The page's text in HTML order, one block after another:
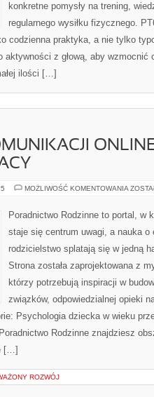
konkretne pomysły na trening,
regularnego wysiłku fizycznego.
codzienna praktyka, a nie tylko
z głową, aby wzmocnić
ilości […]
ONLINE
MOŻLIWOŚĆ KOMENTOWANIA
Poradnictwo Rodzinne to portal, w
staje się centrum uwagi, a nauka o
rodzicielstwo splatają się w jedną
Strona została zaprojektowana z
którzy potrzebują inspiracji w
związków, odpowiedzialnej opieki
Psychologia dziecka w wieku
Rodzinne znajdziesz
[…]
ROZWÓJ